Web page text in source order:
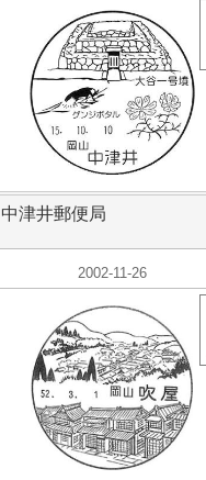
中津井郵便局
2002-11-26